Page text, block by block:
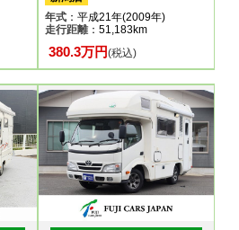
年式：平成21年(2009年)
走行距離：51,183km
380.3万円(税込)